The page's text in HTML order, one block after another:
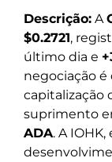
Descrição: A
$0.2721,
último dia e
negociação é
capitalização
suprimento
ADA. A